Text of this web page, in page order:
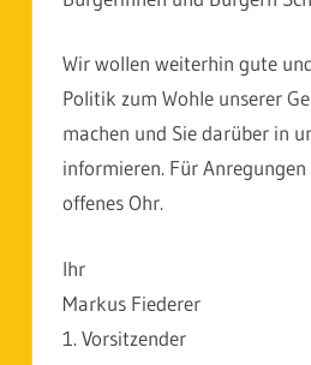
Wir wollen weiterhin gute
Politik zum Wohle unserer
machen und Sie darüber in
informieren. Für
offenes Ohr.
Ihr
Markus Fiederer
1. Vorsitzender